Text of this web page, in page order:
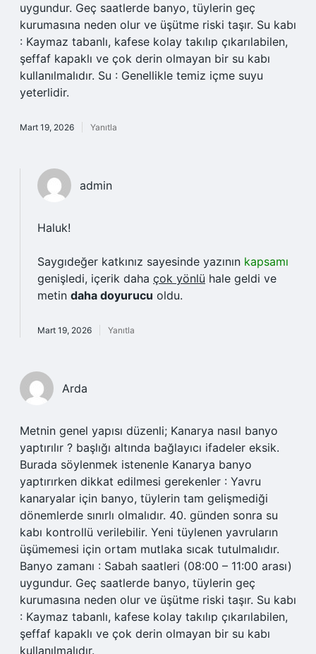
uygundur. Geç saatlerde banyo, tüylerin geç
kurumasına neden olur ve üşütme riski taşır. Su kabı
: Kaymaz tabanlı, kafese kolay takılıp çıkarılabilen,
şeffaf kapaklı ve çok derin olmayan bir su kabı
kullanılmalıdır. Su : Genellikle temiz içme suyu
yeterlidir.
Mart 19, 2026 Yanıtla
admin
Haluk!
Saygıdeğer katkınız sayesinde yazının kapsamı
genişledi, içerik daha çok yönlü hale geldi ve
metin daha doyurucu oldu.
Mart 19, 2026 Yanıtla
Arda
Metnin genel yapısı düzenli; Kanarya nasıl banyo
yaptırılır ? başlığı altında bağlayıcı ifadeler eksik.
Burada söylenmek istenenle Kanarya banyo
yaptırırken dikkat edilmesi gerekenler : Yavru
kanaryalar için banyo, tüylerin tam gelişmediği
dönemlerde sınırlı olmalıdır. 40. günden sonra su
kabı kontrollü verilebilir. Yeni tüylenen yavruların
üşümemesi için ortam mutlaka sıcak tutulmalıdır.
Banyo zamanı : Sabah saatleri (08:00 – 11:00 arası)
uygundur. Geç saatlerde banyo, tüylerin geç
kurumasına neden olur ve üşütme riski taşır. Su kabı
: Kaymaz tabanlı, kafese kolay takılıp çıkarılabilen,
şeffaf kapaklı ve çok derin olmayan bir su kabı
kullanılmalıdır.